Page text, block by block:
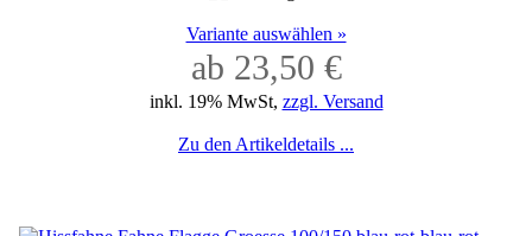
Variante auswählen »
ab 23,50 €
inkl. 19% MwSt, zzgl. Versand
Zu den Artikeldetails ...